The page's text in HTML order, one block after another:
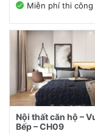
Miễn phí thi công
Nội thất căn hộ –
Bếp – CH09